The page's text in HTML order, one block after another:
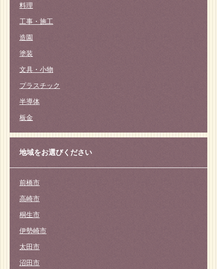
料理
工事・施工
造園
塗装
文具・小物
プラスチック
半導体
板金
地域をお選びください
前橋市
高崎市
桐生市
伊勢崎市
太田市
沼田市